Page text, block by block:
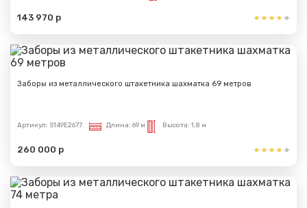
143 970 р
Заборы из металлического штакетника шахматка 69 метров
Артикул: S149E2677 Длина: 69 м Высота: 1,8 м
260 000 р